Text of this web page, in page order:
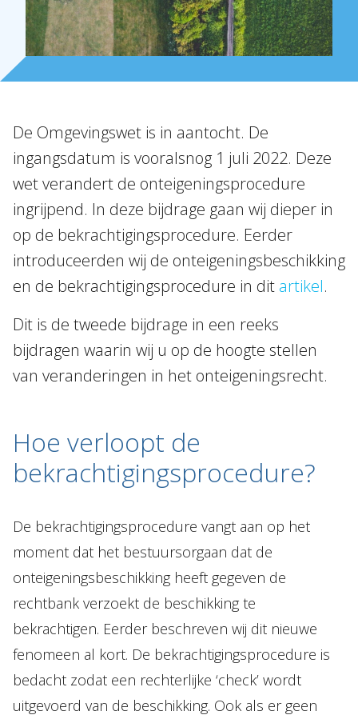
Expertises
Topics
Internationaal
NL EN DE FR
De Omgevingswet is in aantocht. De
ingangsdatum is vooralsnog 1 juli 2022. Deze
wet verandert de onteigeningsprocedure
ingrijpend. In deze bijdrage gaan wij dieper in
op de bekrachtigingsprocedure. Eerder
introduceerden wij de onteigeningsbeschikking
en de bekrachtigingsprocedure in dit artikel.
Dit is de tweede bijdrage in een reeks
bijdragen waarin wij u op de hoogte stellen
van veranderingen in het onteigeningsrecht.
Hoe verloopt de
bekrachtigingsprocedure?
De bekrachtigingsprocedure vangt aan op het
moment dat het bestuursorgaan dat de
onteigeningsbeschikking heeft gegeven de
rechtbank verzoekt de beschikking te
bekrachtigen. Eerder beschreven wij dit nieuwe
fenomeen al kort. De bekrachtigingsprocedure is
bedacht zodat een rechterlijke ‘check’ wordt
uitgevoerd van de beschikking. Ook als er geen